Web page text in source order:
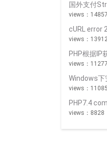
国外支付
views：14857
views：
PHP根据IP
views：11277
views：11085
views：8828